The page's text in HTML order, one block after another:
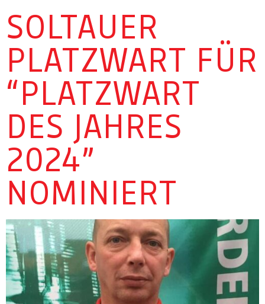
SOLTAUER
PLATZWART FÜR
“PLATZWART
DES JAHRES
2024”
NOMINIERT